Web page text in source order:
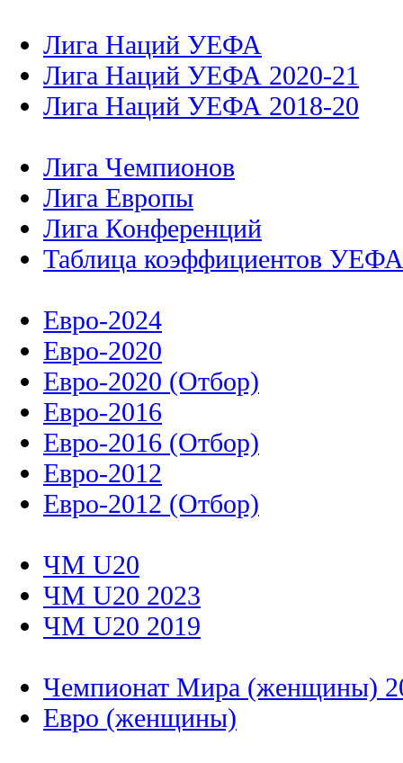
Лига Наций УЕФА
Лига Наций УЕФА 2020-21
Лига Наций УЕФА 2018-20
Лига Чемпионов
Лига Европы
Лига Конференций
Таблица коэффициентов УЕФА
Евро-2024
Евро-2020
Евро-2020 (Отбор)
Евро-2016
Евро-2016 (Отбор)
Евро-2012
Евро-2012 (Отбор)
ЧМ U20
ЧМ U20 2023
ЧМ U20 2019
Чемпионат Мира (женщины)
Евро (женщины)